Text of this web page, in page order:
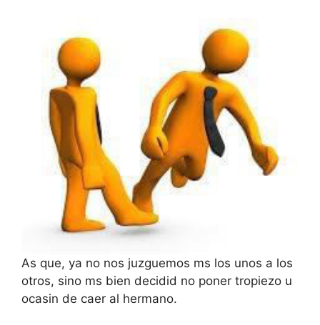
As que, ya no nos juzguemos ms los unos a los
otros, sino ms bien decidid no poner tropiezo u
ocasin de caer al hermano.